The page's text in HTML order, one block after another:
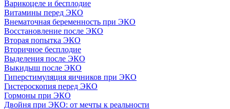
Варикоцеле и бесплодие
Витамины перед ЭКО
Внематочная беременность при ЭКО
Восстановление после ЭКО
Вторая попытка ЭКО
Вторичное бесплодие
Выделения после ЭКО
Выкидыш после ЭКО
Гиперстимуляция яичников при ЭКО
Гистероскопия перед ЭКО
Гормоны при ЭКО
Двойня при ЭКО: от мечты к реальности